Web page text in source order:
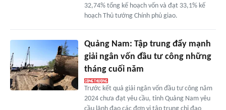
32,74% tổng kế hoạch vốn và đạt 33,1% kế
hoạch Thủ tướng Chính phủ giao.
Quảng Nam: Tập trung đẩy mạnh
giải ngân vốn đầu tư công những
tháng cuối năm
Trước kết quả giải ngân vốn đầu tư công năm
2024 chưa đạt yêu cầu, tỉnh Quảng Nam yêu
cầu lãnh đạo các đơn vị tập trung chỉ đạo